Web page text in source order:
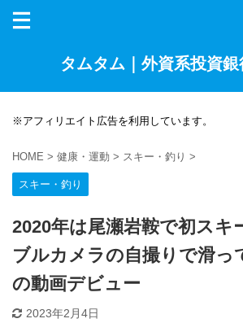
タムタム｜外資系投資銀
※アフィリエイト広告を利用しています。
HOME > 健康・運動 > スキー・釣り >
スキー・釣り
2020年は尾瀬岩鞍で初スキ
ブルカメラの自撮りで滑っ
の動画デビュー
2023年2月4日